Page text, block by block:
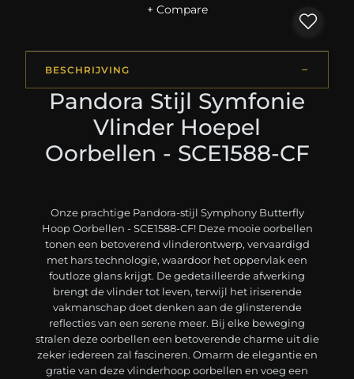
+ Compare
BESCHRIJVING
Pandora Stijl Symfonie
Vlinder Hoepel
Oorbellen - SCE1588-CF
Onze prachtige Pandora-stijl Symphony Butterfly
Hoop Oorbellen - SCE1588-CF! Deze mooie oorbellen
tonen een betoverend vlinderontwerp, vervaardigd
met hars technologie, waardoor het oppervlak een
foutloze glans krijgt. De gedetailleerde afwerking
brengt de vlinder tot leven, terwijl het iriserende
vakmanschap doet denken aan de glinsterende
reflecties van een serene meer. Bij elke beweging
stralen deze oorbellen een betoverende charme uit die
zeker iedereen zal fascineren. Omarm de elegantie en
gratie van deze vlinderhoop oorbellen en voeg een